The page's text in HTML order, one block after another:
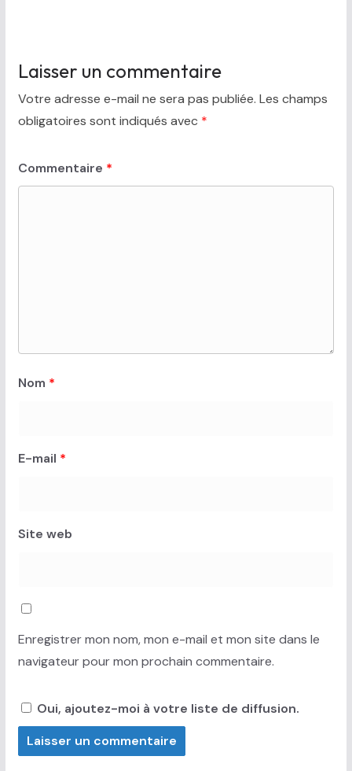
Laisser un commentaire
Votre adresse e-mail ne sera pas publiée. Les champs
obligatoires sont indiqués avec *
Commentaire *
Nom *
E-mail *
Site web
Enregistrer mon nom, mon e-mail et mon site dans le
navigateur pour mon prochain commentaire.
Oui, ajoutez-moi à votre liste de diffusion.